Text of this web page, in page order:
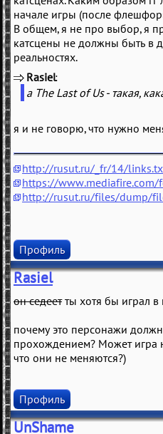
начале игры (после
В общем, я не про выбор, я
катсцены не должны быть в
реальностях.
Rasiel
а The Last of Us - такая,
я и не говорю, что нужно
http://rusut.ru/_fr/14/
https://
http://rusut.ru/files/dump/
Профиль
Rasiel
он седеетты хотя бы играл в
почему это персонажи
прохождением? Может игра
что они не меняются?)
Профиль
UnShame